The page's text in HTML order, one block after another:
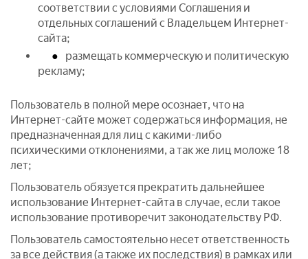
соответствии с условиями Соглашения и
отдельных соглашений с Владельцем Интернет-
сайта;
размещать коммерческую и политическую
рекламу;
Пользователь в полной мере осознает, что на
Интернет-сайте может содержаться информация, не
предназначенная для лиц с какими-либо
психическими отклонениями, а так же лиц моложе 18
лет;
Пользователь обязуется прекратить дальнейшее
использование Интернет-сайта в случае, если такое
использование противоречит законодательству РФ.
Пользователь самостоятельно несет ответственность
за все действия (а также их последствия) в рамках или